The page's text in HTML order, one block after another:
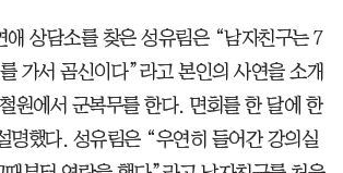
애 상담소를 찾은 성유림은 “남자친구는 7
가서 곰신이다”라고 본인의 사연을 소개
원에서 군복무를 한다. 면회를 한 달에 한
명했다. 성유림은 “우연히 들어간 강의실